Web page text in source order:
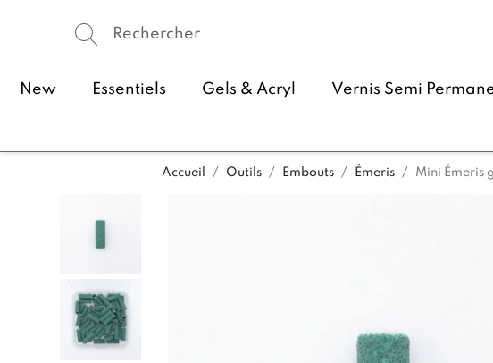
New Essentiels Gels & Acryl Vernis Semi
Accueil Outils Embouts Émeris Mini Émeris